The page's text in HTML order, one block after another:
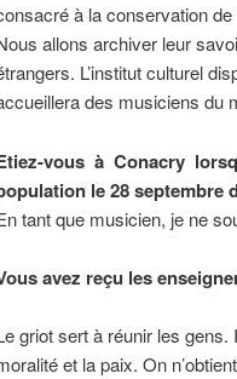
à la conservation
allons archiver leur
L’institut culturel
des musiciens du
vous à Conacry
le 28 septembre
tant que musicien, je ne
avez reçu les
griot sert à réunir les
et la paix. On